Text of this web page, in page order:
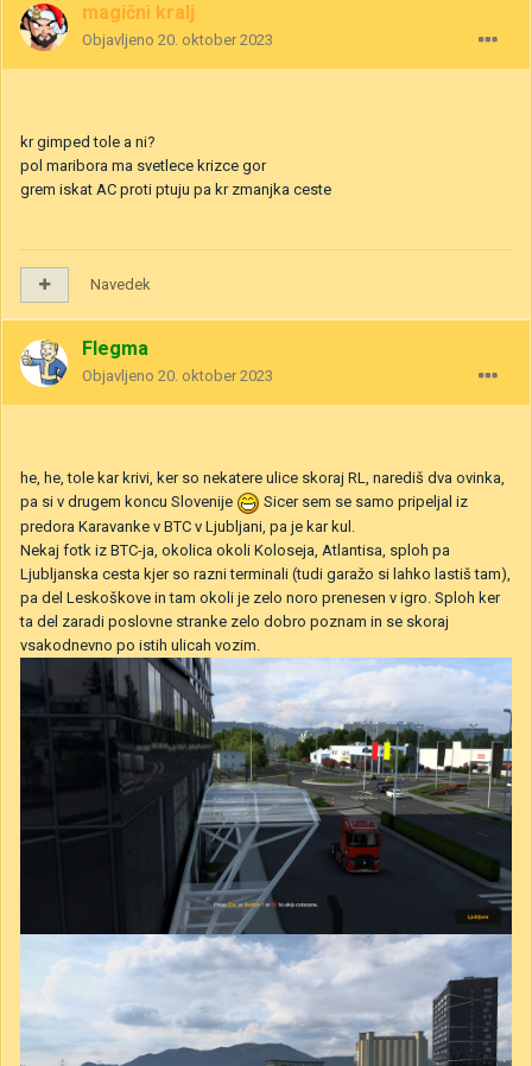
magični kralj
Objavljeno 20. oktober 2023
kr gimped tole a ni?
pol maribora ma svetlece krizce gor
grem iskat AC proti ptuju pa kr zmanjka ceste
Navedek
Flegma
Objavljeno 20. oktober 2023
he, he, tole kar krivi, ker so nekatere ulice skoraj RL, narediš dva ovinka,
pa si v drugem koncu Slovenije
Sicer sem se samo pripeljal iz
predora Karavanke v BTC v Ljubljani, pa je kar kul.
Nekaj fotk iz BTC-ja, okolica okoli Koloseja, Atlantisa, sploh pa
Ljubljanska cesta kjer so razni terminali (tudi garažo si lahko lastiš tam),
pa del Leskoškove in tam okoli je zelo noro prenesen v igro. Sploh ker
ta del zaradi poslovne stranke zelo dobro poznam in se skoraj
vsakodnevno po istih ulicah vozim.